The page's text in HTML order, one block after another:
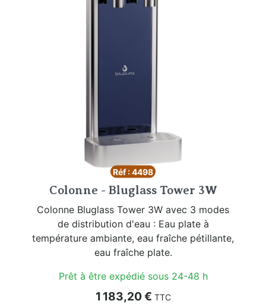
Réf : 4498
Colonne - Bluglass Tower 3W
Colonne Bluglass Tower 3W avec 3 modes
de distribution d'eau : Eau plate à
température ambiante, eau fraîche pétillante,
eau fraîche plate.
Prêt à être expédié sous 24-48 h
Prix
1 183,20 € TTC